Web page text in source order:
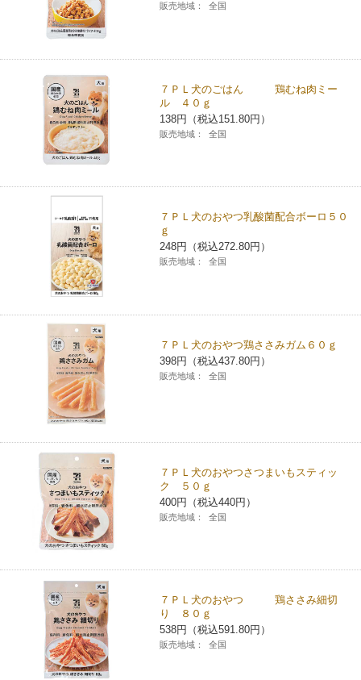
販売地域： 全国
７ＰＬ犬のごはん 鶏むね肉ミー
ル ４０ｇ
138円（税込151.80円）
販売地域： 全国
７ＰＬ犬のおやつ乳酸菌配合ボーロ５０
ｇ
248円（税込272.80円）
販売地域： 全国
７ＰＬ犬のおやつ鶏ささみガム６０ｇ
398円（税込437.80円）
販売地域： 全国
７ＰＬ犬のおやつさつまいもスティッ
ク ５０ｇ
400円（税込440円）
販売地域： 全国
７ＰＬ犬のおやつ 鶏ささみ細切
り ８０ｇ
538円（税込591.80円）
販売地域： 全国